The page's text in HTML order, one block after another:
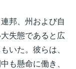
邦、州および自
失態であると広
いた。彼らは、
も懸命に働き、